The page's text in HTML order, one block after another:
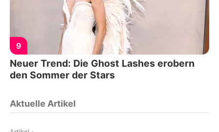
9
Neuer Trend: Die Ghost Lashes erobern
den Sommer der Stars
Aktuelle Artikel